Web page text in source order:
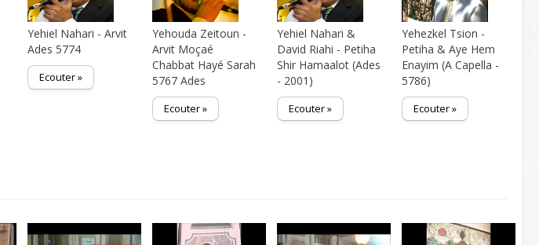
Yehiel Nahari - Arvit
Ades 5774
Ecouter »
Yehouda Zeitoun -
Arvit Moçaé
Chabbat Hayé Sarah
5767 Ades
Ecouter »
Yehiel Nahari &
David Riahi - Petiha
Shir Hamaalot (Ades
- 2001)
Ecouter »
Yehezkel Tsion -
Petiha & Aye Hem
Enayim (A Capella -
5786)
Ecouter »